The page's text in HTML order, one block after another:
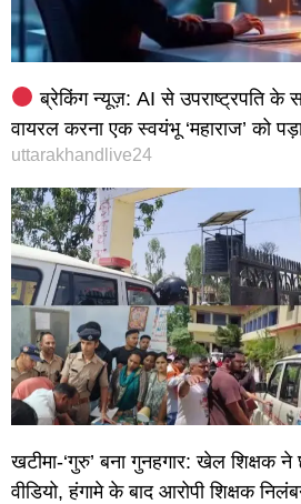
ब्रेकिंग न्यूज़: AI से उपराष्ट्रपति के
वायरल करना एक स्वयंभू ‘महाराज’ को
uttarakhandlive24
खटीमा-‘गुरु’ बना गुनहगार: खेल शिक्षक ने
वीडियो, हंगामे के बाद आरोपी शिक्षक